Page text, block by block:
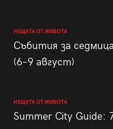
НЕЩАТА ОТ ЖИВОТА
Събития за
(6–9 август)
НЕЩАТА ОТ ЖИВОТА
Summer City Guide: